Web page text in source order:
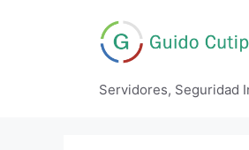
Servidores, Seguridad